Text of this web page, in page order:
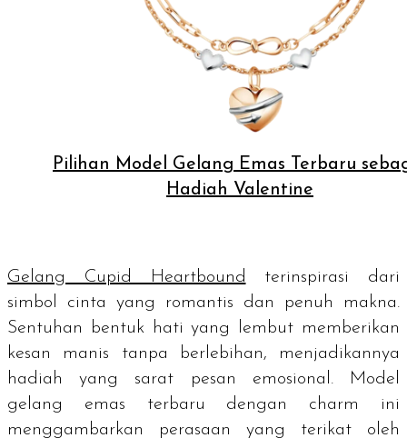
Pilihan Model Gelang Emas Terbaru
Hadiah Valentine
Gelang Cupid Heartbound
terinspirasi dari
simbol cinta yang romantis dan penuh makna.
Sentuhan bentuk hati yang lembut memberikan
kesan manis tanpa berlebihan, menjadikannya
hadiah yang sarat pesan emosional. Model
gelang emas terbaru dengan charm
ini
menggambarkan perasaan yang terikat oleh